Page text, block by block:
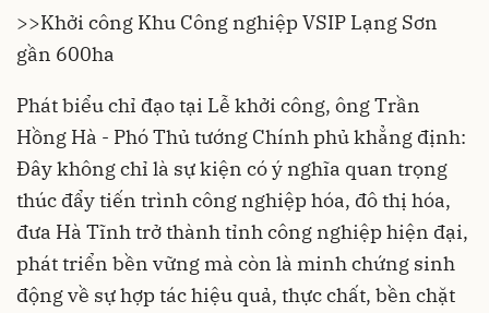
>>Khởi công Khu Công nghiệp VSIP Lạng Sơn
gần 600ha
Phát biểu chỉ đạo tại Lễ khởi công, ông Trần
Hồng Hà - Phó Thủ tướng Chính phủ khẳng định:
Đây không chỉ là sự kiện có ý nghĩa quan trọng
thúc đẩy tiến trình công nghiệp hóa, đô thị hóa,
đưa Hà Tĩnh trở thành tỉnh công nghiệp hiện đại,
phát triển bền vững mà còn là minh chứng sinh
động về sự hợp tác hiệu quả, thực chất, bền chặt